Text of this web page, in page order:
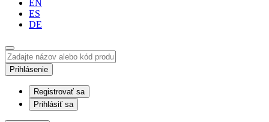
EN
ES
DE
Prihlásenie
Registrovať sa
Prihlásiť sa